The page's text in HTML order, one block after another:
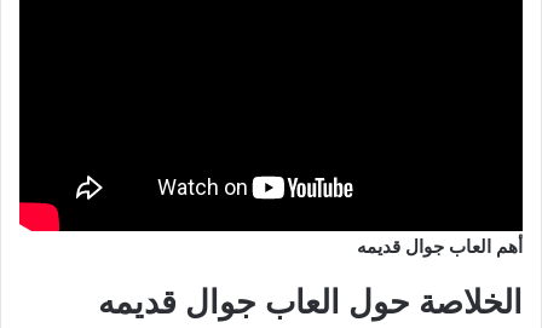
أهم العاب جوال قديمه
الخلاصة حول العاب جوال قديمه